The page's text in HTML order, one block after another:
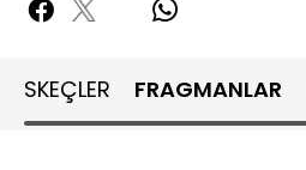
SKEÇLER FRAGMANLAR